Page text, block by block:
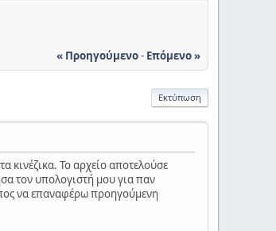
« Προηγούμενο- Επόμενο »
Εκτύπωση
κινέζικα. Το αρχείο αποτελούσε
τον υπολογιστή μου για παν
να επαναφέρω προηγούμενη